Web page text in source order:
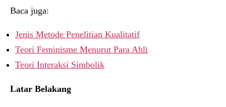
Baca juga:
Jenis Metode Penelitian Kualitatif
Teori Feminisme Menurut Para Ahli
Teori Interaksi Simbolik
Latar Belakang